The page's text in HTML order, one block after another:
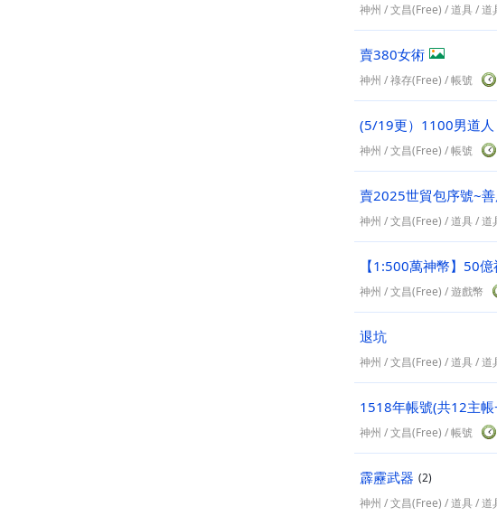
神州 /文昌(Free) /道具 / 道
賣380女術
神州 /祿存(Free) /帳號
(5/19更）1100男道人
神州 /文昌(Free) /帳號
賣2025世貿包序號~
神州 /文昌(Free) /道具 / 道
【1:500萬神幣】50
神州 /文昌(Free) /遊戲幣
退坑
神州 /文昌(Free) /道具 / 道
1518年帳號(共12主
神州 /文昌(Free) /帳號
霹靂武器 (2)
神州 /文昌(Free) /道具 / 道